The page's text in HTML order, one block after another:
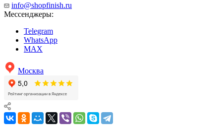
info@shopfinish.ru
Мессенджеры:
Telegram
WhatsApp
MAX
Москва